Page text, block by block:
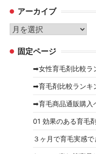
ゴ
リ
ー
アーカイブ
ア
カ 固定ページ
➡女性育毛剤比較ラ
➡育毛剤比較ランキ
➡育毛商品通販購入
01 効果のある育毛
３ヶ月で育毛実感